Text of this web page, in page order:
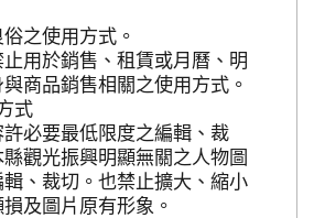
之使用方式。
用於銷售、租賃或月曆、明
商品銷售相關之使用方式。
式
必要最低限度之編輯、裁
觀光振興明顯無關之人物圖
、裁切。也禁止擴大、縮小
及圖片原有形象。